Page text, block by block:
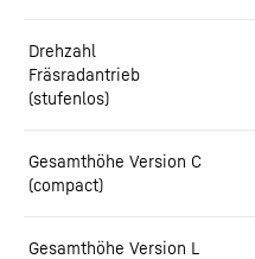
Drehzahl
Fräsradantrieb
(stufenlos)
Gesamthöhe Version C
(compact)
Gesamthöhe Version L